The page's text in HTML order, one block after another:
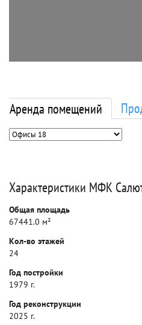
Аренда помещений
Характеристики МФК
Общая площадь
67441.0 м²
Кол-во этажей
24
Год постройки
1979 г.
Год реконструкции
2025 г.